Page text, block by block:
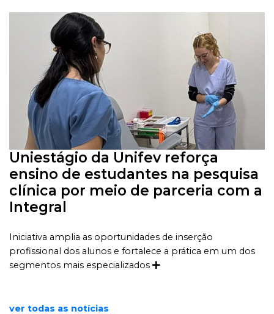
Uniestágio da Unifev reforça
ensino de estudantes na pesquisa
clínica por meio de parceria com a
Integral
Iniciativa amplia as oportunidades de inserção
profissional dos alunos e fortalece a prática em um dos
segmentos mais especializados
ver todas as notícias